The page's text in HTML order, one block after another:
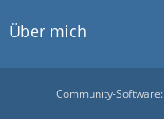
Über mich
Community-Software: